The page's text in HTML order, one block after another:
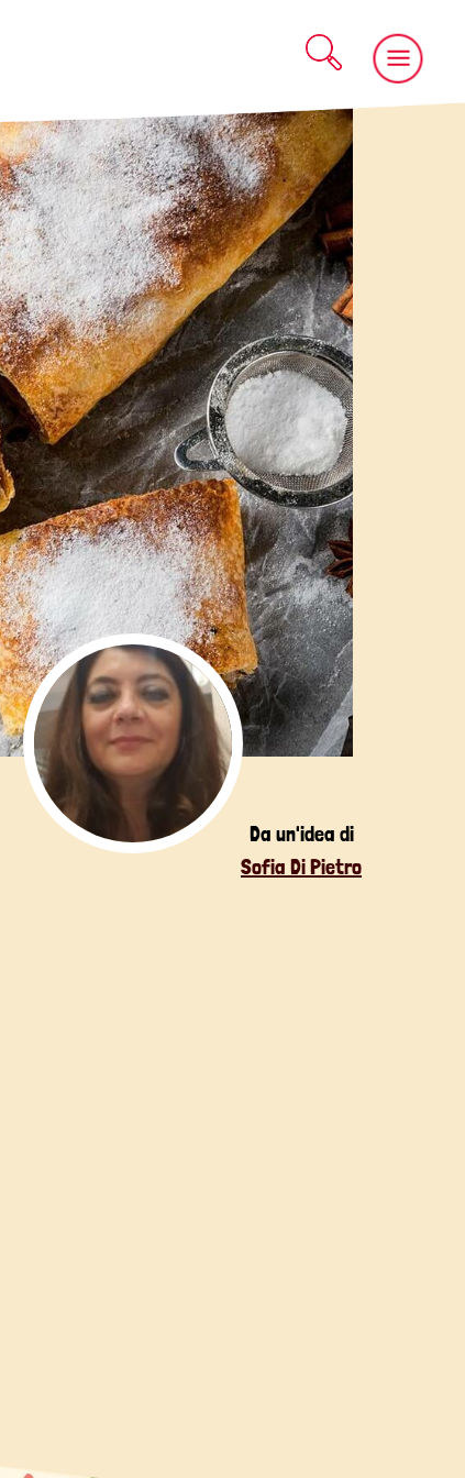
Da un'idea di
Sofia Di Pietro